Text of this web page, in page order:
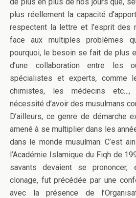
plus réellement la capacité
respectent la lettre et l’esprit des
face aux multiples problèmes
pourquoi, le besoin se fait de plus
d’une collaboration entre les
spécialistes et experts, comme
chimistes, les médecins etc…,
nécessité d’avoir des musulmans
D’ailleurs, ce genre de démarche
amené à se multiplier dans les
dans le monde musulman: C’est
l’Académie Islamique du Fiqh de
savants devaient se
clonage, fut précédée par une
avec la présence de